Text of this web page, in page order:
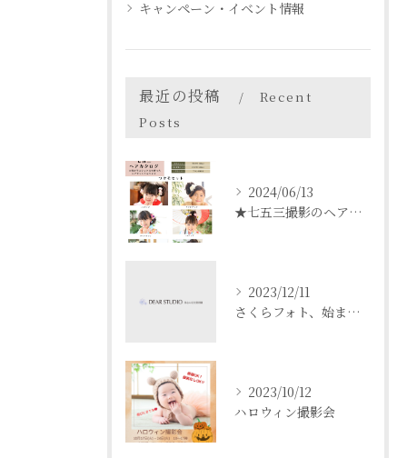
キャンペーン・イベント情報
最近の投稿
Recent
Posts
2024/06/13
★七五三撮影のヘアセットについて
2023/12/11
さくらフォト、始まります！
2023/10/12
ハロウィン撮影会